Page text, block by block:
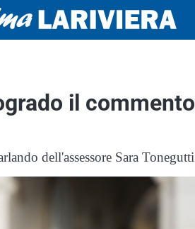
il commento
dell'assessore Sara Tonegutti